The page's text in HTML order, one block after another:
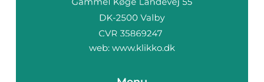
web: www.klikko.dk